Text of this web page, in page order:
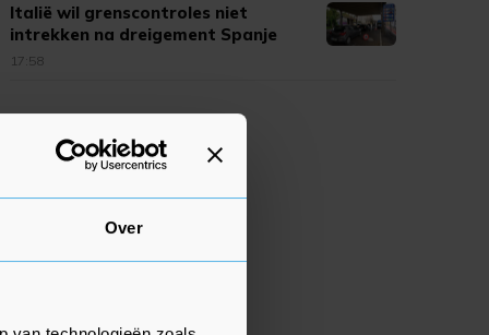
Over
Italië wil grenscontroles niet
intrekken na dreigement Spanje
17:58